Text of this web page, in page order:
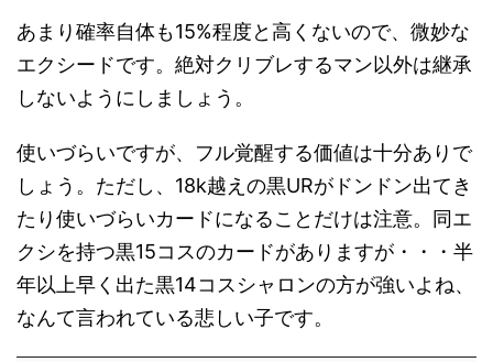
あまり確率自体も15%程度と高くないので、微妙な
エクシードです。絶対クリブレするマン以外は継承
しないようにしましょう。
使いづらいですが、フル覚醒する価値は十分ありで
しょう。ただし、18k越えの黒URがドンドン出てき
たり使いづらいカードになることだけは注意。同エ
クシを持つ黒15コスのカードがありますが・・・半
年以上早く出た黒14コスシャロンの方が強いよね、
なんて言われている悲しい子です。